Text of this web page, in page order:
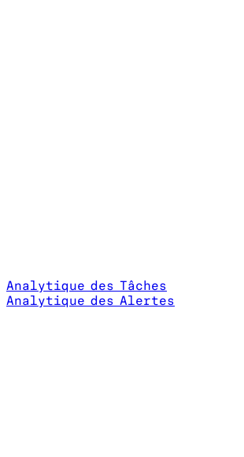
Analytique des Tâches
Analytique des Alertes